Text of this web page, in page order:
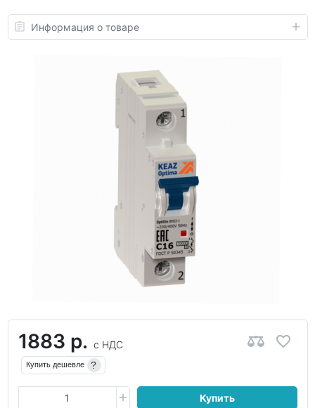
Информация о товаре
1883 р. с НДС
Купить дешевле ?
Купить